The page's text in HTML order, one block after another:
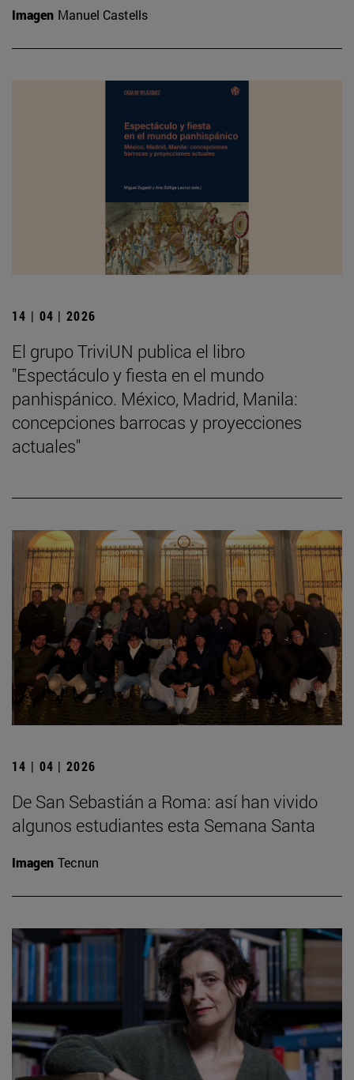
Imagen Manuel Castells
14 | 04 | 2026
El grupo TriviUN publica el libro
"Espectáculo y fiesta en el mundo
panhispánico. México, Madrid, Manila:
concepciones barrocas y proyecciones
actuales"
14 | 04 | 2026
De San Sebastián a Roma: así han vivido
algunos estudiantes esta Semana Santa
Imagen Tecnun